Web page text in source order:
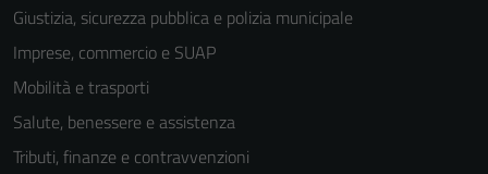
Giustizia, sicurezza pubblica e polizia municipale
Imprese, commercio e SUAP
Mobilità e trasporti
Salute, benessere e assistenza
Tributi, finanze e contravvenzioni